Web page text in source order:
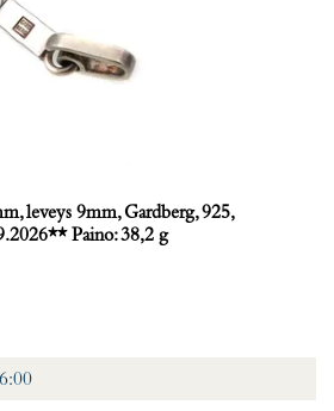
leveys 9mm, Gardberg, 925,
Paino: 38,2 g